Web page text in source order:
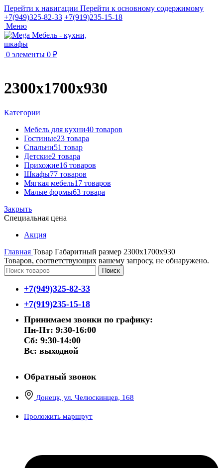
Перейти к навигации Перейти к основному содержимому
+7(949)325-82-33 +7(919)235-15-18
Меню
0 элементы 0 ₽
2300х1700х930
Категории
Мебель для кухни40 товаров
Гостиные23 товара
Спальни51 товар
Детские2 товара
Прихожие16 товаров
Шкафы77 товаров
Мягкая мебель17 товаров
Малые формы63 товара
Закрыть
Специальная цена
Акция
Главная Товар Габаритный размер 2300х1700х930
Товаров, соответствующих вашему запросу, не обнаружено.
Поиск
+7(949)325-82-33
+7(919)235-15-18
Принимаем звонки по графику:
Пн-Пт: 9:30-16:00
Сб: 9:30-14:00
Вс: выходной
Обратный звонок
Донецк, ул. Челюскинцев, 168
Проложить маршрут